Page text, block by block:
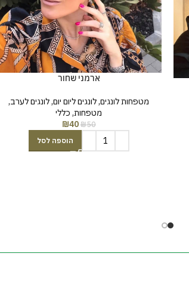
ארמני שחור
מטפחות לונגים,לונגים ליום יום,לונגים לערב,
מטפחות, כללי
₪50
₪40
הוספה לסל